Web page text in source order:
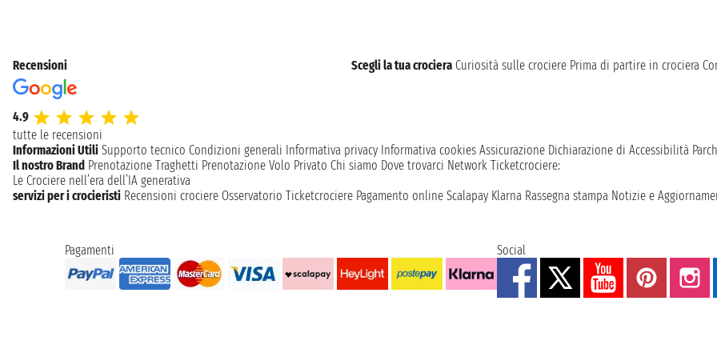
martedì 14 settembre 2027
09:30 - 18:00
mercoledì 15 settembre 2027
07:00 23:59
Recensioni
4.9
tutte le recensioni
Scegli la tua crociera Curiosità sulle crociere Prima di partire in crociera
Informazioni Utili Supporto tecnico Condizioni generali Informativa privacy Informativa cookies Assicurazione Dichiarazione di Accessibilità
Il nostro Brand Prenotazione Traghetti Prenotazione Volo Privato Chi siamo Dove trovarci Network Ticketcrociere:
Le Crociere nell’era dell’IA generativa
servizi per i crocieristi Recensioni crociere Osservatorio Ticketcrociere Pagamento online Scalapay Klarna Rassegna stampa Notizie e
Pagamenti Social